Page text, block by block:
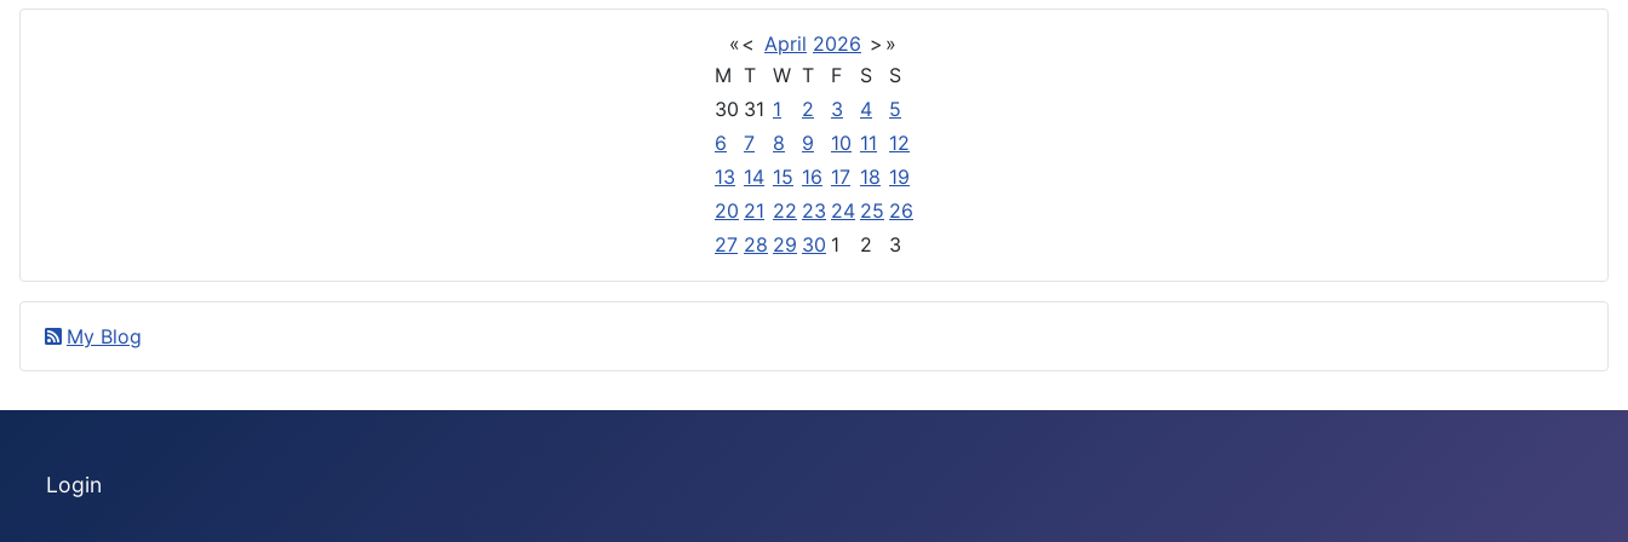
«< April 2026 > »
M T W T F S
S
30 31 1 2 3 4
5
6
7 8 9 10 11 12
13 14 15 16 17 18 19
20 21 22 23 24 25 26
27 28 29 30 1 2 3
My Blog
Login